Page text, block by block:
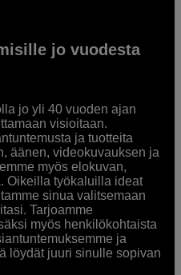
jo vuodesta
jo yli 40 vuoden ajan
visioitaan.
ja tuotteita
äänen, videokuvauksen ja
myös elokuvan,
Oikeilla työkaluilla ideat
sinua valitsemaan
Tarjoamme
myös henkilökohtaista
ja
löydät juuri sinulle sopivan